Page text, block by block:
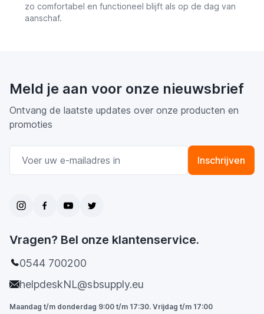
zo comfortabel en functioneel blijft als op de dag van
aanschaf.
Meld je aan voor onze nieuwsbrief
Ontvang de laatste updates over onze producten en
promoties
Inschrijven
Vragen? Bel onze klantenservice.
0544 700200
helpdeskNL@sbsupply.eu
Maandag t/m donderdag 9:00 t/m 17:30. Vrijdag t/m 17:00